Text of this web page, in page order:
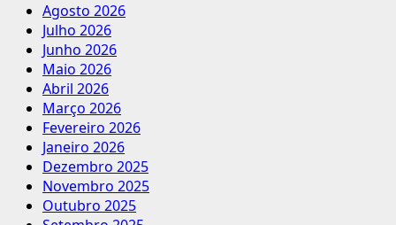
Agosto 2026
Julho 2026
Junho 2026
Maio 2026
Abril 2026
Março 2026
Fevereiro 2026
Janeiro 2026
Dezembro 2025
Novembro 2025
Outubro 2025